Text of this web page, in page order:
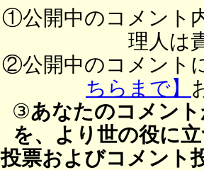
①公開中のコメント
理人は
②公開中のコメント
ちらまで】
③あなたのコメン
を、より世の役に
投票およびコメント